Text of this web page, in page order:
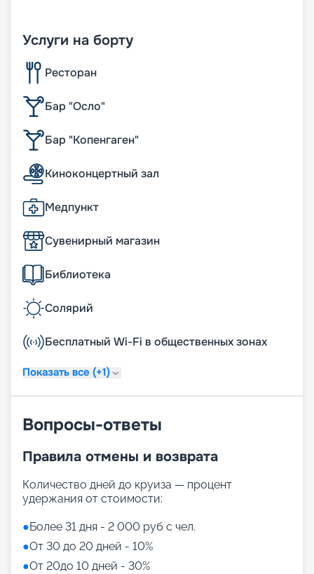
Услуги на борту
Ресторан
Бар "Осло"
Бар "Копенгаген"
Киноконцертный зал
Медпункт
Сувенирный магазин
Библиотека
Солярий
Бесплатный Wi-Fi в общественных зонах
Показать все (+1)
Вопросы-ответы
Правила отмены и возврата
Количество дней до круиза — процент
удержания от стоимости:
●Более 31 дня - 2 000 руб с чел.
●От 30 до 20 дней - 10%
●От 20до 10 дней - 30%